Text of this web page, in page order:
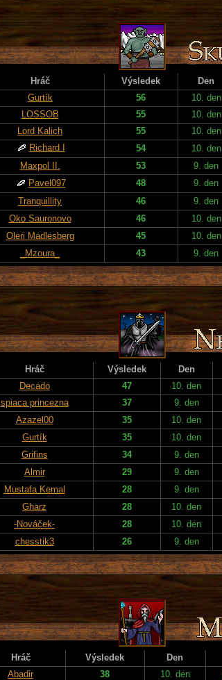
Hráč Výsledek Den
Gurtík 56 10. den
LOSSOB 55 10. den
Lord Kalich 55 10. den
Richard I 54 10. den
Maxpol II. 53 9. den
Pavel097 48 9. den
Tranquillity 46 9. den
Oko Sauronovo 46 10. den
Oleri Madlesberg 45 10. den
_Mzoura_ 43 9. den
Hráč Výsledek Den
Decado 47 10. den
spiaca princezna 37 9. den
Azazel00 35 10. den
Gurtík 35 10. den
Grifins 34 9. den
Almir 29 9. den
Mustafa Kemal 28 9. den
Gharz 28 10. den
-Nováček- 28 10. den
chesstik3 26 9. den
Hráč Výsledek Den
Abadir 38 10. den